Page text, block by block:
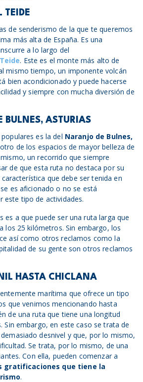
TEIDE
de senderismo de la que te queremos
más alta de España. Es una
a lo largo del
. Este es el monte más alto de
mismo tiempo, un imponente volcán
bien acondicionado y puede hacerse
y siempre con mucha diversión de
BULNES, ASTURIAS
es la del Naranjo de Bulnes,
de los espacios de mayor belleza de
un recorrido que siempre
de que esta ruta no destaca por su
que debe ser tenida en
es aficionado o no se está
este tipo de actividades.
es a que puede ser una ruta larga que
los 25 kilómetros. Sin embargo, los
así como otros reclamos como la
de su gente son otros reclamos
HASTA CHICLANA
marítima que ofrece un tipo
que venimos mencionando hasta
de una ruta que tiene una longitud
Sin embargo, en este caso se trata de
desnivel y que, por lo mismo,
Se trata, por lo mismo, de una
Con ella, pueden comenzar a
gratificaciones que tiene la
.